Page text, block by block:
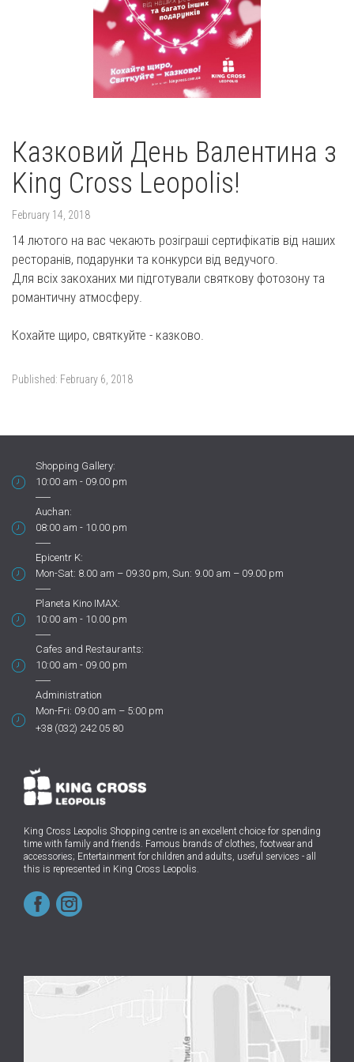
Казковий День Валентина з
King Cross Leopolis!
February 14, 2018
14 лютого на вас чекають розіграші сертифікатів від наших
ресторанів, подарунки та конкурси від ведучого.
Для всіх закоханих ми підготували святкову фотозону та
романтичну атмосферу.
Кохайте щиро, святкуйте - казково.
Published: February 6, 2018
Shopping Gallery:
10:00 am - 09.00 pm
Auchan:
08:00 am - 10.00 pm
Epicentr K:
Mon-Sat: 8.00 am – 09.30 pm, Sun: 9.00 am – 09.00 pm
Planeta Kino IMAX:
10:00 am - 10.00 pm
Cafes and Restaurants:
10:00 am - 09.00 pm
Administration
Mon-Fri: 09:00 am – 5:00 pm
+38 (032) 242 05 80
King Cross Leopolis Shopping centre is an excellent choice for spending
time with family and friends. Famous brands of clothes, footwear and
accessories; Entertainment for children and adults, useful services - all
this is represented in King Cross Leopolis.